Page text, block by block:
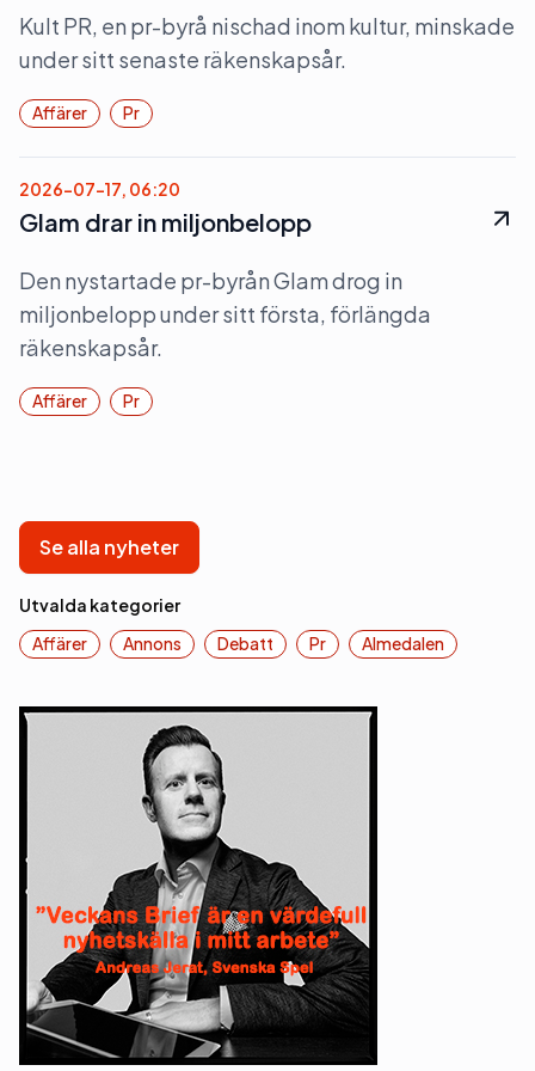
Kult PR, en pr-byrå nischad inom kultur, minskade
under sitt senaste räkenskapsår.
Affärer Pr
2026-07-17, 06:20
Glam drar in miljonbelopp
Den nystartade pr-byrån Glam drog in
miljonbelopp under sitt första, förlängda
räkenskapsår.
Affärer Pr
Se alla nyheter
Utvalda kategorier
Affärer
Annons Debatt Pr Almedalen